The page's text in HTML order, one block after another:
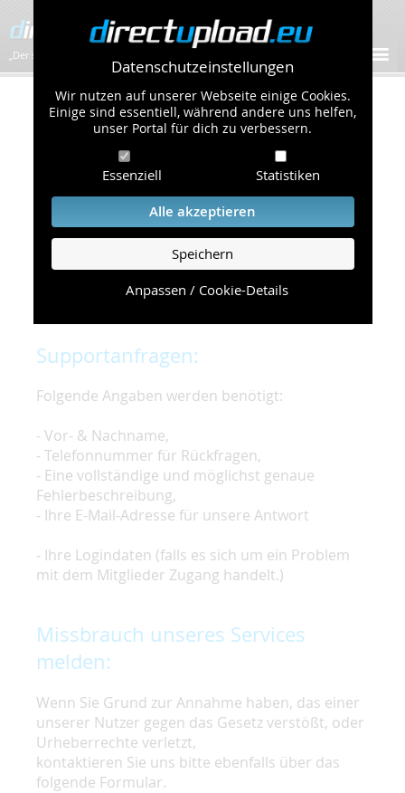
Datenschutzeinstellungen
Wir nutzen auf unserer Webseite einige Cookies.
Einige sind essentiell, während andere uns helfen,
unser Portal für dich zu verbessern.
Essenziell Statistiken
Alle akzeptieren
Speichern
Anpassen / Cookie-Details
„Der schnellste Bilder-Hoster im Web!”
Kontakt & Support
Um eine schnelle und unkomplizierte
Bearbeitung Ihres Problems zu gewährleisten,
bitten wir Sie,
folgende Punkte zu beachten und einzuhalten.
Die schnellste Hilfe finden Sie auf unserer
Seite, die die häufig gestellten Fragen
Supportanfragen:
Folgende Angaben werden benötigt:
- Vor- & Nachname,
- Telefonnummer für Rückfragen,
- Eine vollständige und möglichst genaue
Fehlerbeschreibung,
- Ihre E-Mail-Adresse für unsere Antwort
- Ihre Logindaten (falls es sich um ein Problem
mit dem Mitglieder Zugang handelt.)
Missbrauch unseres Services
melden:
Wenn Sie Grund zur Annahme haben, das einer
unserer Nutzer gegen das Gesetz verstößt, oder
Urheberrechte verletzt,
kontaktieren Sie uns bitte ebenfalls über das
folgende Formular.